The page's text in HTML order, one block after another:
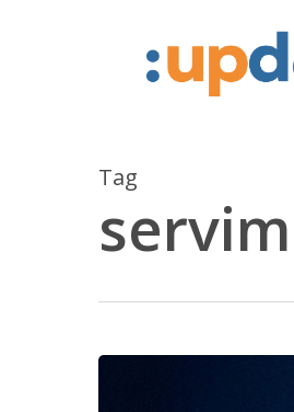
Tag